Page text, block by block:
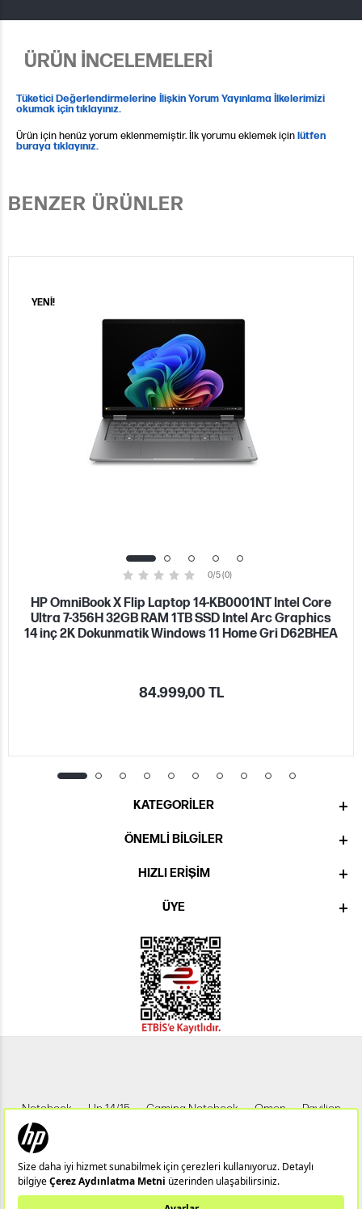
ÜRÜN İNCELEMELERİ
Tüketici Değerlendirmelerine İlişkin Yorum Yayınlama İlkelerimizi
okumak için tıklayınız.
Ürün için henüz yorum eklenmemiştir. İlk yorumu eklemek içinlütfen
buraya tıklayınız.
BENZER ÜRÜNLER
YENİ!
0/5 (0)
HP OmniBook X Flip Laptop 14-KB0001NT Intel Core
Ultra 7-356H 32GB RAM 1TB SSD Intel Arc Graphics
14 inç 2K Dokunmatik Windows 11 Home Gri D62BHEA
84.999,00 TL
KATEGORILER
ÖNEMLI BILGILER
HIZLI ERIŞIM
ÜYE
Notebook Hp 14/15 Gaming Notebook Omen Pavilion
Pavilion Gaming
X360 Aero ProDesk HP IPS Monitör HP LED Monitör